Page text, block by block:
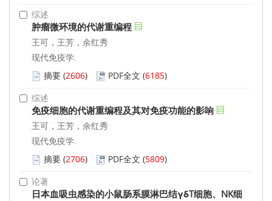
综述
肿瘤微环境的代谢重编程
王可，王芳，余红秀
现代免疫学.
摘要 (2606) PDF全文 (6185)
综述
免疫细胞的代谢重编程及其对免疫功能的影响
王可，王芳，余红秀
现代免疫学.
摘要 (2706) PDF全文 (5809)
论著
日本血吸虫感染的小鼠肠系膜淋巴结γδT细胞、NK细